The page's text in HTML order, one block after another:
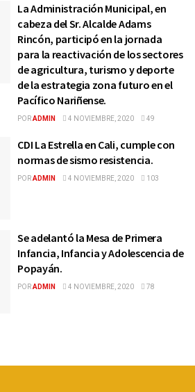
La Administración Municipal, en
cabeza del Sr. Alcalde Adams
Rincón, participó en la jornada
para la reactivación de los sectores
de agricultura, turismo y deporte
de la estrategia zona futuro en el
Pacífico Nariñense.
PORADMIN 4 NOVIEMBRE, 2020 49
CDI La Estrella en Cali, cumple con
normas de sismo resistencia.
PORADMIN 4 NOVIEMBRE, 2020 103
Se adelantó la Mesa de Primera
Infancia, Infancia y Adolescencia de
Popayán.
PORADMIN 4 NOVIEMBRE, 2020 78